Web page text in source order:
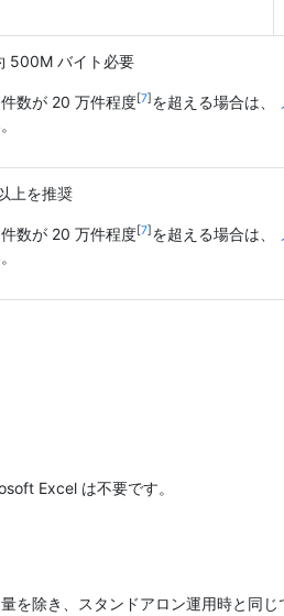
500M バイト必要
数が 20 万件程度[7] を超える場合は、
上を推奨
数が 20 万件程度[7] を超える場合は、
Excel は不要です。
除き、スタンドアロン運用時と同じ